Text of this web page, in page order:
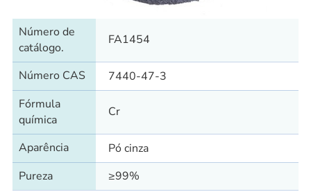
Número de
catálogo.
FA1454
Número CAS
7440-47-3
Fórmula
química
Cr
Aparência
Pó cinza
Pureza
≥99%